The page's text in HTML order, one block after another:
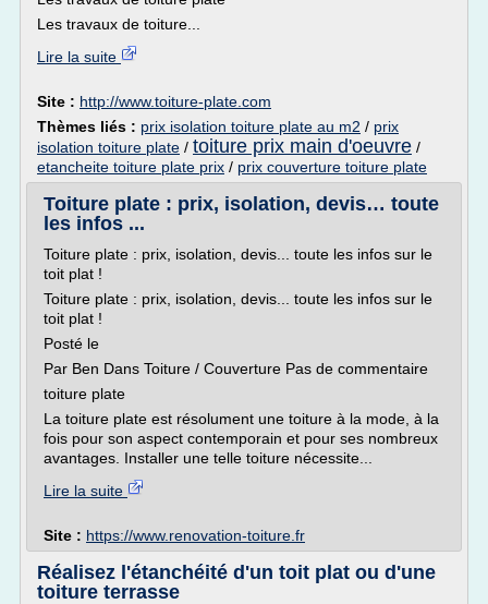
Les travaux de toiture...
Lire la suite
Site : http://www.toiture-plate.com
Thèmes liés : prix isolation toiture plate au m2 / prix
isolation toiture plate / toiture prix main d'oeuvre /
etancheite toiture plate prix / prix couverture toiture plate
Toiture plate : prix, isolation, devis… toute
les infos ...
Toiture plate : prix, isolation, devis... toute les infos sur le
toit plat !
Toiture plate : prix, isolation, devis... toute les infos sur le
toit plat !
Posté le
Par Ben Dans Toiture / Couverture Pas de commentaire
toiture plate
La toiture plate est résolument une toiture à la mode, à la
fois pour son aspect contemporain et pour ses nombreux
avantages. Installer une telle toiture nécessite...
Lire la suite
Site : https://www.renovation-toiture.fr
Réalisez l'étanchéité d'un toit plat ou d'une
toiture terrasse